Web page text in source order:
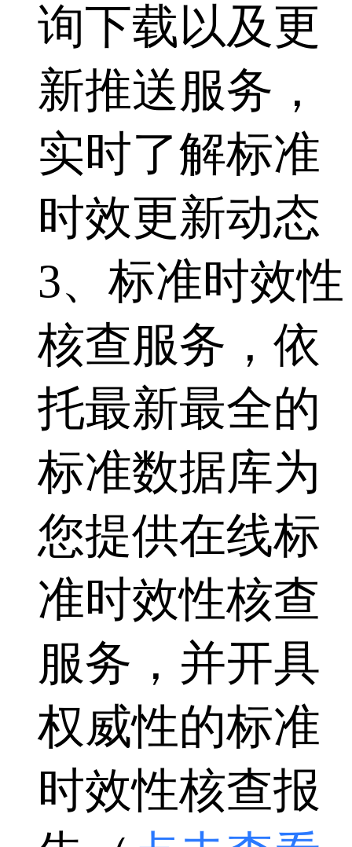
询下载以及更
新推送服务，
实时了解标准
时效更新动态
3、标准时效性
核查服务，依
托最新最全的
标准数据库为
您提供在线标
准时效性核查
服务，并开具
权威性的标准
时效性核查报